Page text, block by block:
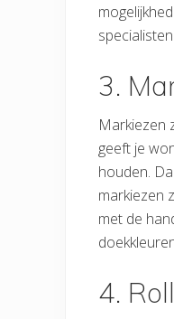
3.
Markiezen
geeft je
houden.
markiezen
met de
4.